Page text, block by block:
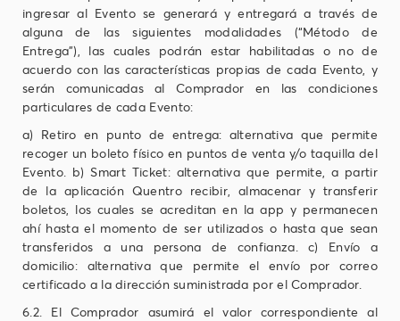
ingresar al Evento se generará y entregará a través de
alguna de las siguientes modalidades (“Método de
Entrega”), las cuales podrán estar habilitadas o no de
acuerdo con las características propias de cada Evento, y
serán comunicadas al Comprador en las condiciones
particulares de cada Evento:
a) Retiro en punto de entrega: alternativa que permite
recoger un boleto físico en puntos de venta y/o taquilla del
Evento. b) Smart Ticket: alternativa que permite, a partir
de la aplicación Quentro recibir, almacenar y transferir
boletos, los cuales se acreditan en la app y permanecen
ahí hasta el momento de ser utilizados o hasta que sean
transferidos a una persona de confianza. c) Envío a
domicilio: alternativa que permite el envío por correo
certificado a la dirección suministrada por el Comprador.
6.2. El Comprador asumirá el valor correspondiente al